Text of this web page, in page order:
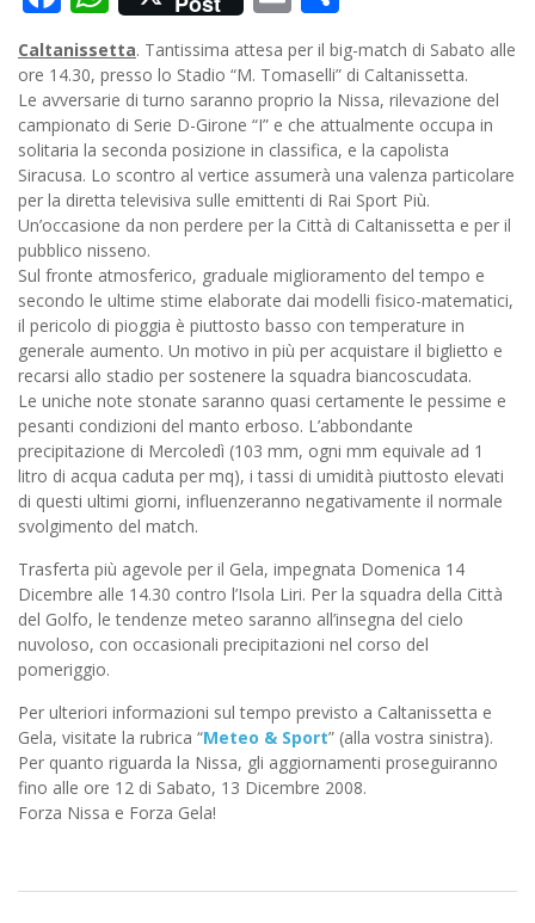
Caltanissetta. Tantissima attesa per il big-match di Sabato alle
ore 14.30, presso lo Stadio “M. Tomaselli” di Caltanissetta.
Le avversarie di turno saranno proprio la Nissa, rilevazione del
campionato di Serie D-Girone “I” e che attualmente occupa in
solitaria la seconda posizione in classifica, e la capolista
Siracusa. Lo scontro al vertice assumerà una valenza particolare
per la diretta televisiva sulle emittenti di Rai Sport Più.
Un’occasione da non perdere per la Città di Caltanissetta e per il
pubblico nisseno.
Sul fronte atmosferico, graduale miglioramento del tempo e
secondo le ultime stime elaborate dai modelli fisico-matematici,
il pericolo di pioggia è piuttosto basso con temperature in
generale aumento. Un motivo in più per acquistare il biglietto e
recarsi allo stadio per sostenere la squadra biancoscudata.
Le uniche note stonate saranno quasi certamente le pessime e
pesanti condizioni del manto erboso. L’abbondante
precipitazione di Mercoledì (103 mm, ogni mm equivale ad 1
litro di acqua caduta per mq), i tassi di umidità piuttosto elevati
di questi ultimi giorni, influenzeranno negativamente il normale
svolgimento del match.
Trasferta più agevole per il Gela, impegnata Domenica 14
Dicembre alle 14.30 contro l’Isola Liri. Per la squadra della Città
del Golfo, le tendenze meteo saranno all’insegna del cielo
nuvoloso, con occasionali precipitazioni nel corso del
pomeriggio.
Per ulteriori informazioni sul tempo previsto a Caltanissetta e
Gela, visitate la rubrica “Meteo & Sport” (alla vostra sinistra).
Per quanto riguarda la Nissa, gli aggiornamenti proseguiranno
fino alle ore 12 di Sabato, 13 Dicembre 2008.
Forza Nissa e Forza Gela!